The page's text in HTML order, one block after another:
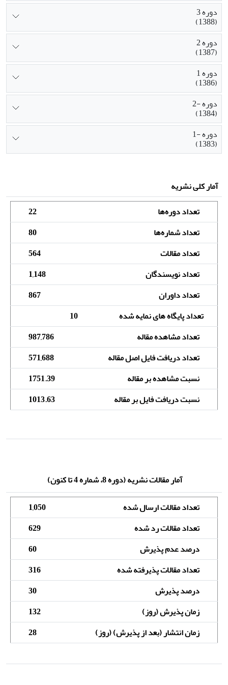
دوره 3
(1388)
دوره 2
(1387)
دوره 1
(1386)
دوره -2
(1384)
دوره -1
(1383)
آمار کلی نشریه
تعداد دوره‌ها
22
تعداد شماره‌ها
80
تعداد مقالات
564
تعداد نویسندگان
1,148
تعداد داوران
867
تعداد پایگاه های نمایه شده
10
تعداد مشاهده مقاله
987,786
تعداد دریافت فایل اصل مقاله
571,688
نسبت مشاهده بر مقاله
1751.39
نسبت دریافت فایل بر مقاله
1013.63
آمار مقالات نشریه(دوره 8، شماره 4 تا کنون)
تعداد مقالات ارسال شده
1,050
تعداد مقالات رد شده
629
درصد عدم پذیرش
60
تعداد مقالات پذیرفته شده
316
درصد پذیرش
30
زمان پذیرش (روز)
132
زمان انتشار (بعد از پذیرش) (روز)
28